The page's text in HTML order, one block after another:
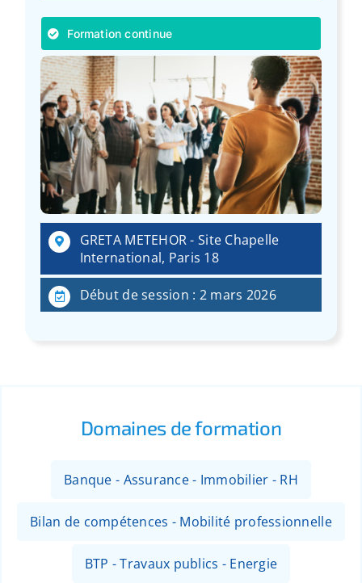
Formation continue
GRETA METEHOR - Site Chapelle
International, Paris 18
Début de session : 2 mars 2026
Domaines de formation
Banque - Assurance - Immobilier - RH
Bilan de compétences - Mobilité professionnelle
BTP - Travaux publics - Energie